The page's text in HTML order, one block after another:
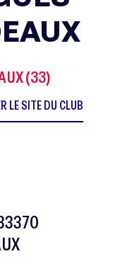
(33)
LE SITE DU CLUB